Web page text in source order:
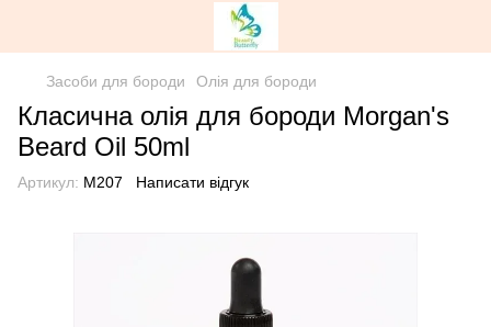
Засоби для бороди Олія для бороди
Класична олія для бороди Morgan's
Beard Oil 50ml
Артикул: M207 Написати відгук